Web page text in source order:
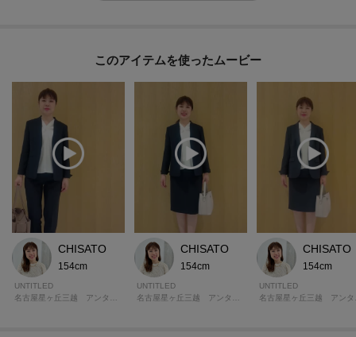
このアイテムを使ったムービー
CHISATO
154cm
UNTITLED
CHISATO
154cm
UNTITLED
CHISATO
154cm
UNTITLED